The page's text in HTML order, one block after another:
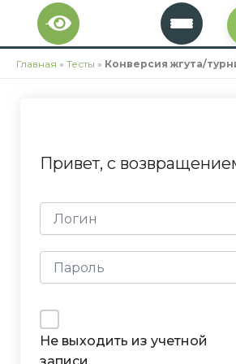
Перейти
содержимому
Главная » Тесты » Конверсия жгута/
Привет, с
Не выходить из учетной